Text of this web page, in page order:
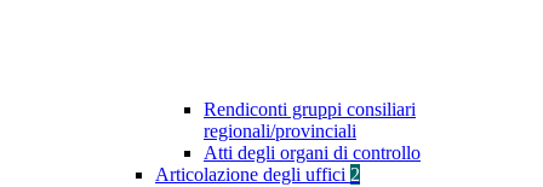
Rendiconti gruppi consiliari
regionali/provinciali
Atti degli organi di controllo
Articolazione degli uffici 2